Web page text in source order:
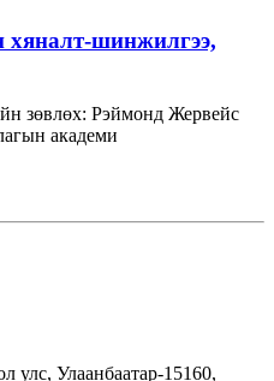
хяналт-шинжилгээ,
зөвлөх: Рэймонд Жервейс
академи
улс, Улаанбаатар-15160,